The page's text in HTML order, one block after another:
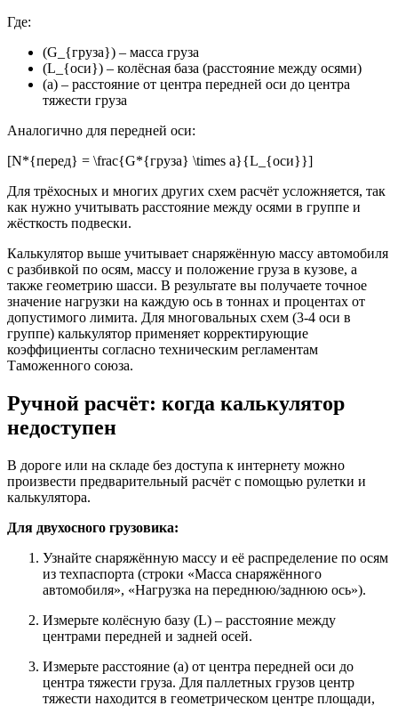
Где:
(G_{груза}) – масса груза
(L_{оси}) – колёсная база (расстояние между осями)
(a) – расстояние от центра передней оси до центра
тяжести груза
Аналогично для передней оси:
[N*{перед} = \frac{G*{груза} \times a}{L_{оси}}]
Для трёхосных и многих других схем расчёт усложняется, так
как нужно учитывать расстояние между осями в группе и
жёсткость подвески.
Калькулятор выше учитывает снаряжённую массу автомобиля
с разбивкой по осям, массу и положение груза в кузове, а
также геометрию шасси. В результате вы получаете точное
значение нагрузки на каждую ось в тоннах и процентах от
допустимого лимита. Для многовальных схем (3-4 оси в
группе) калькулятор применяет корректирующие
коэффициенты согласно техническим регламентам
Таможенного союза.
Ручной расчёт: когда калькулятор
недоступен
В дороге или на складе без доступа к интернету можно
произвести предварительный расчёт с помощью рулетки и
калькулятора.
Для двухосного грузовика:
Узнайте снаряжённую массу и её распределение по осям
из техпаспорта (строки «Масса снаряжённого
автомобиля», «Нагрузка на переднюю/заднюю ось»).
Измерьте колёсную базу (L) – расстояние между
центрами передней и задней осей.
Измерьте расстояние (a) от центра передней оси до
центра тяжести груза. Для паллетных грузов центр
тяжести находится в геометрическом центре площади,